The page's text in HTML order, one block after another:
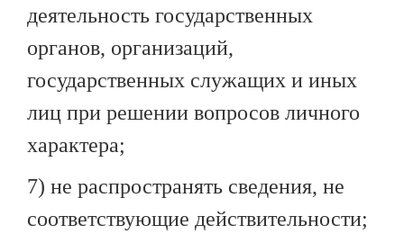
деятельность государственных
органов, организаций,
государственных служащих и иных
лиц при решении вопросов личного
характера;
7) не распространять сведения, не
соответствующие действительности;